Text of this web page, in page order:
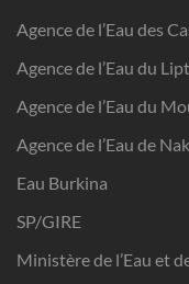
Agence de l’Eau des
Agence de l’Eau du
Agence de l’Eau du
Agence de l’Eau de
Eau Burkina
SP/GIRE
Ministère de l’Eau et